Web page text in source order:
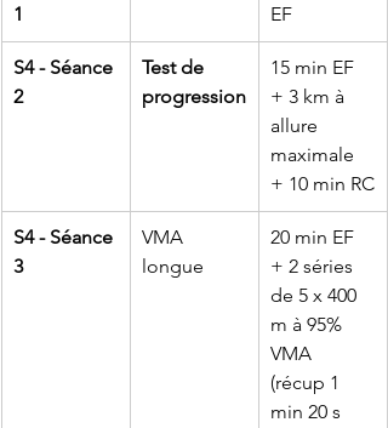
1
EF
S4 - Séance
2
Test de
progression
15 min EF
+ 3 km à
allure
maximale
+ 10 min RC
S4 - Séance
3
VMA
longue
20 min EF
+ 2 séries
de 5 x 400
m à 95%
VMA
(récup 1
min 20 s